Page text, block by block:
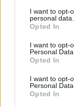
not limited to your
grant or deny
use your data for
consent section.
I want to opt-
personal data.
Opted In
I want to opt-
Personal Data.
Opted In
I want to opt-
Personal
Opted In
Live: la cuenta atrás